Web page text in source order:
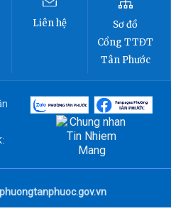
Liên hệ
Sơ đồ
Cổng TTĐT
Tân Phước
phuongtanphuoc.gov.vn